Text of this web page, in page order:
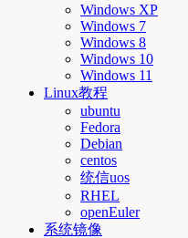
Windows XP
Windows 7
Windows 8
Windows 10
Windows 11
Linux教程
ubuntu
Fedora
Debian
centos
统信uos
RHEL
openEuler
系统镜像